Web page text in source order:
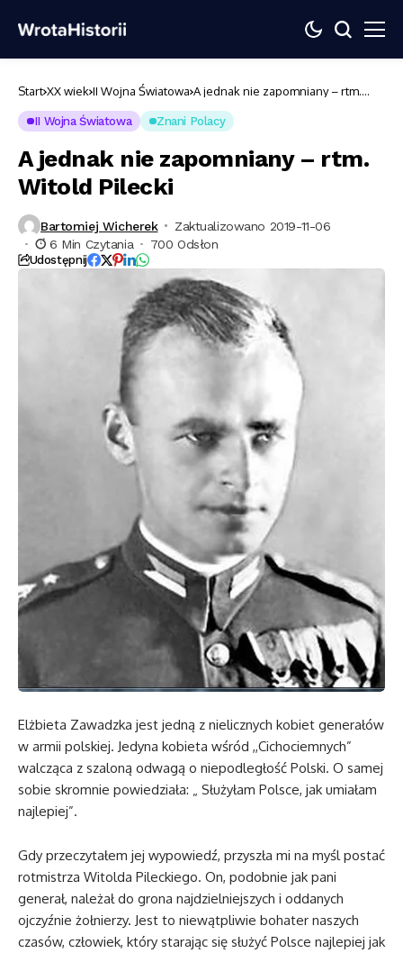
Start XX wiek II Wojna Światowa A jednak nie zapomniany – rtm.
II Wojna Światowa Znani Polacy
A jednak nie zapomniany – rtm.
Witold Pilecki
Bartomiej Wicherek
Zaktualizowano 2019-11-06
6 Min Czytania
700 Odsłon
Udostępnij
Elżbieta Zawadzka jest jedną z nielicznych kobiet generałów
w armii polskiej. Jedyna kobieta wśród ,,Cichociemnych”
walcząca z szaloną odwagą o niepodległość Polski. O samej
sobie skromnie powiedziała: „ Służyłam Polsce, jak umiałam
najlepiej”.
Gdy przeczytałem jej wypowiedź, przyszła mi na myśl postać
rotmistrza Witolda Pileckiego. On, podobnie jak pani
generał, należał do grona najdzielniejszych i oddanych
ojczyźnie żołnierzy. Jest to niewątpliwie bohater naszych
czasów, człowiek, który starając się służyć Polsce najlepiej jak